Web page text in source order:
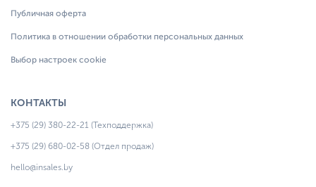
Публичная оферта
Политика в отношении обработки персональных данных
Выбор настроек cookie
КОНТАКТЫ
+375 (29) 380-22-21 (Техподдержка)
+375 (29) 680-02-58 (Отдел продаж)
hello@insales.by